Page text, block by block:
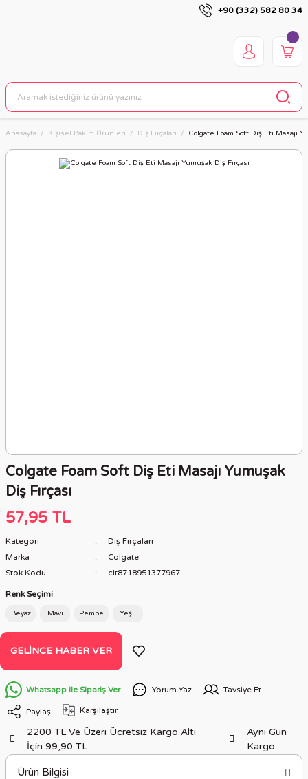
+90 (332) 582 80 34
Anasayfa Kişisel Bakım Ürünleri Diş Fırçaları Colgate Foam Soft Diş Eti Masajı
Colgate Foam Soft Diş Eti Masajı Yumuşak
Diş Fırçası
57,95 TL
Kategori
Diş Fırçaları
Marka
Colgate
Stok Kodu
clt8718951377967
Renk Seçimi
Beyaz Mavi Pembe Yeşil
GELINCE HABER VER
Whatsapp ile Sipariş Ver Yorum Yaz Tavsiye Et
Paylaş Karşılaştır
2200 TL Ve Üzeri Ücretsiz Kargo Altı
İçin 99,90 TL
Aynı Gün
Kargo
Ürün Bilgisi